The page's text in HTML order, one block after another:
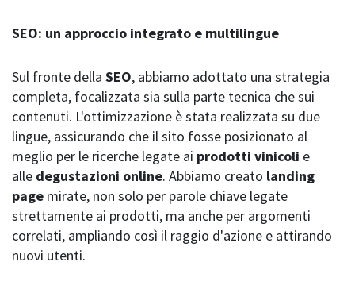
SEO: un approccio integrato e multilingue
Sul fronte della SEO, abbiamo adottato una strategia
completa, focalizzata sia sulla parte tecnica che sui
contenuti. L'ottimizzazione è stata realizzata su due
lingue, assicurando che il sito fosse posizionato al
meglio per le ricerche legate ai prodotti vinicoli e
alle degustazioni online. Abbiamo creato landing
page mirate, non solo per parole chiave legate
strettamente ai prodotti, ma anche per argomenti
correlati, ampliando così il raggio d'azione e attirando
nuovi utenti.